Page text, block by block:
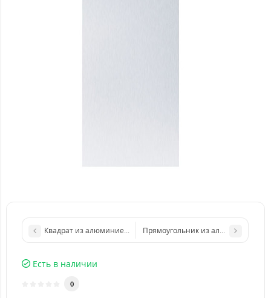
Квадрат из алюминиевого листа 1000х1000 мм размер
Прямоугольник из алюминиевого
Есть в наличии
0